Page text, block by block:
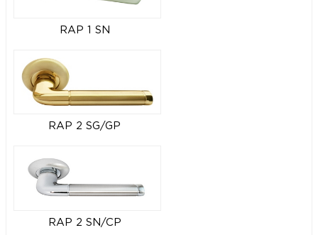
RAP 1 SN
RAP 2 SG/GP
RAP 2 SN/CP